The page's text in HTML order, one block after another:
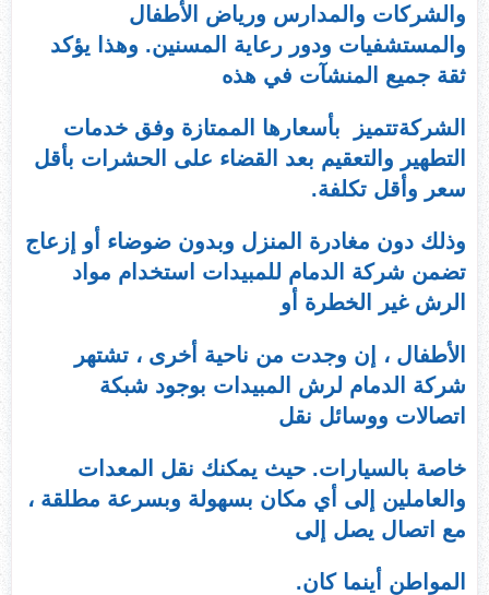
والشركات والمدارس ورياض الأطفال
والمستشفيات ودور رعاية المسنين. وهذا يؤكد
ثقة جميع المنشآت في هذه
الشركةتتميز بأسعارها الممتازة وفق خدمات
التطهير والتعقيم بعد القضاء على الحشرات بأقل
سعر وأقل تكلفة.
وذلك دون مغادرة المنزل وبدون ضوضاء أو إزعاج
تضمن شركة الدمام للمبيدات استخدام مواد
الرش غير الخطرة أو
الأطفال ، إن وجدت من ناحية أخرى ، تشتهر
شركة الدمام لرش المبيدات بوجود شبكة
اتصالات ووسائل نقل
خاصة بالسيارات. حيث يمكنك نقل المعدات
والعاملين إلى أي مكان بسهولة وبسرعة مطلقة ،
مع اتصال يصل إلى
المواطن أينما كان.